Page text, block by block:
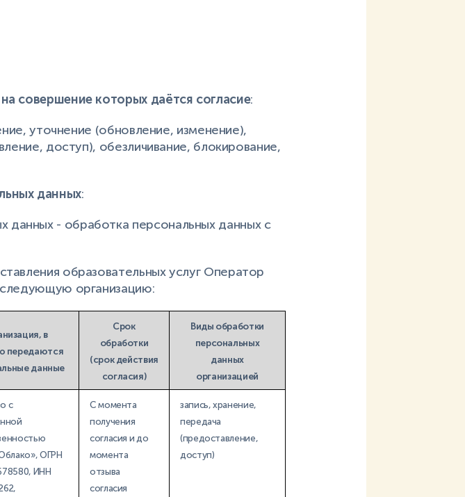
совершение которых даётся согласие:
уточнение (обновление, изменение),
доступ), обезличивание, блокирование,
данных:
данных - обработка персональных данных с
образовательных услуг Оператор
организацию:
в
передаются
данные
Срок
обработки
(срок действия
согласия)
Виды обработки
персональных
данных
организацией
с
ОГРН
ИНН
С момента
получения
согласия и до
момента
отзыва
согласия
запись, хранение,
передача
(предоставление,
доступ)